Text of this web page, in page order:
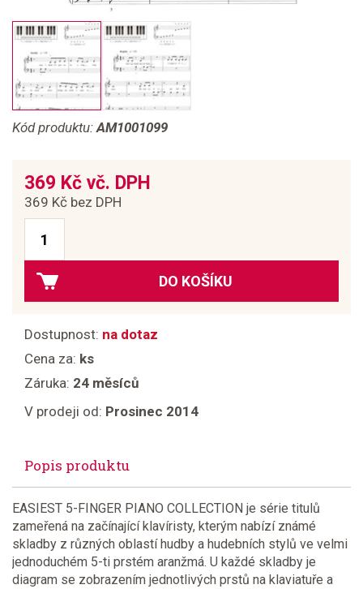
Kód produktu:AM1001099
369 Kč vč. DPH
369 Kč bez DPH
DO KOŠÍKU
Dostupnost: na dotaz
Cena za: ks
Záruka: 24 měsíců
V prodeji od: Prosinec 2014
Popis produktu
EASIEST 5-FINGER PIANO COLLECTION je série titulů
zameřená na začínající klavíristy, kterým nabízí známé
skladby z různých oblastí hudby a hudebních stylů ve velmi
jednoduchém 5-ti prstém aranžmá. U každé skladby je
diagram se zobrazením jednotlivých prstů na klaviatuře a